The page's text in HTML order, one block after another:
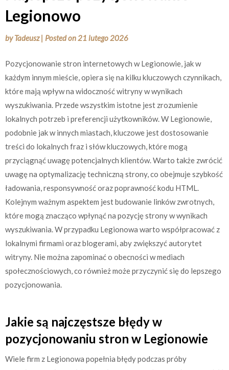
Legionowo
byTadeusz | Posted on21 lutego 2026
Pozycjonowanie stron internetowych w Legionowie, jak w
każdym innym mieście, opiera się na kilku kluczowych czynnikach,
które mają wpływ na widoczność witryny w wynikach
wyszukiwania. Przede wszystkim istotne jest zrozumienie
lokalnych potrzeb i preferencji użytkowników. W Legionowie,
podobnie jak w innych miastach, kluczowe jest dostosowanie
treści do lokalnych fraz i słów kluczowych, które mogą
przyciągnąć uwagę potencjalnych klientów. Warto także zwrócić
uwagę na optymalizację techniczną strony, co obejmuje szybkość
ładowania, responsywność oraz poprawność kodu HTML.
Kolejnym ważnym aspektem jest budowanie linków zwrotnych,
które mogą znacząco wpłynąć na pozycję strony w wynikach
wyszukiwania. W przypadku Legionowa warto współpracować z
lokalnymi firmami oraz blogerami, aby zwiększyć autorytet
witryny. Nie można zapominać o obecności w mediach
społecznościowych, co również może przyczynić się do lepszego
pozycjonowania.
Jakie są najczęstsze błędy w
pozycjonowaniu stron w Legionowie
Wiele firm z Legionowa popełnia błędy podczas próby